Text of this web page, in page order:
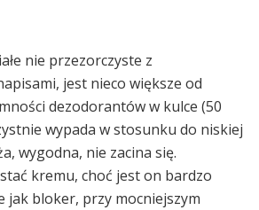
nie przezorczyste z
jest nieco większe od
dezodorantów w kulce (50
wypada w stosunku do niskiej
wygodna, nie zacina się.
kremu, choć jest on bardzo
jak bloker, przy mocniejszym